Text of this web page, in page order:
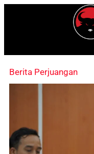
Berita Perjuangan